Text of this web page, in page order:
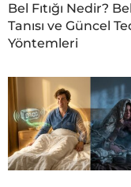
Bel Fıtığı Nedir?
Tanısı ve Güncel
Yöntemleri